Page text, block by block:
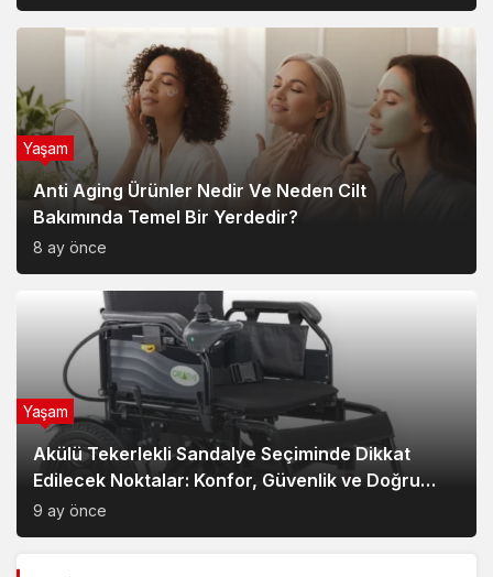
Anti Aging Ürünler Nedir Ve Neden Cilt
Bakımında Temel Bir Yerdedir?
8 ay önce
Yaşam
Akülü Tekerlekli Sandalye Seçiminde Dikkat
Edilecek Noktalar: Konfor, Güvenlik ve Doğru
Model Tercihi
9 ay önce
Yaşam
Yeni Haberler